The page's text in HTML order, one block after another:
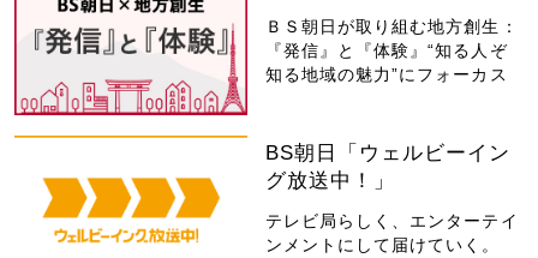
ＢＳ朝日が取り組む地方創生：
『発信』と『体験』“知る人ぞ
知る地域の魅力”にフォーカス
BS朝日「ウェルビーイン
グ放送中！」
テレビ局らしく、エンターテイ
ンメントにして届けていく。